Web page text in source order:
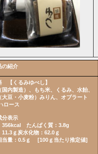
の紹介
【くるみゆべし】
国内製造）、もち米、くるみ、水飴、
大豆・小麦粉）みりん、オブラート
ロース
分表示
356kcal たんぱく質：3.8g
11.3ｇ炭水化物：62.0ｇ
当量：0.5ｇ [100ｇ当たり推定値]